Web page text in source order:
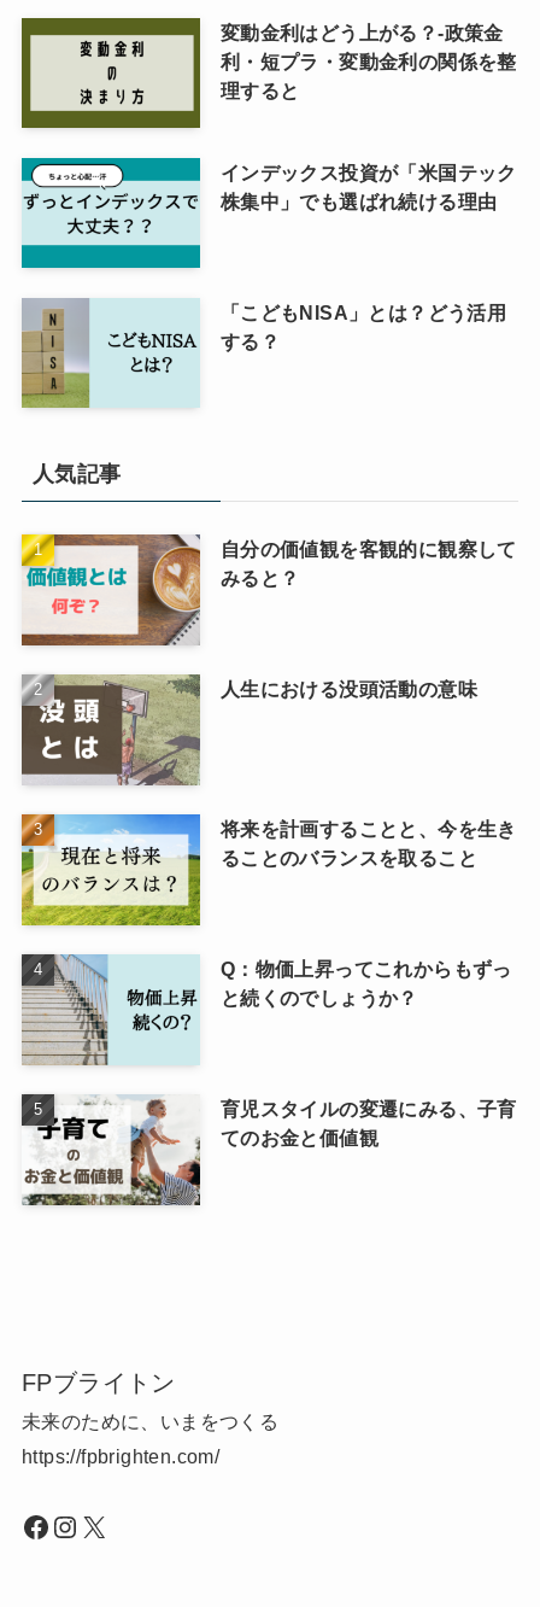
変動金利はどう上がる？-政策金
利・短プラ・変動金利の関係を整
理すると
インデックス投資が「米国テック
株集中」でも選ばれ続ける理由
「こどもNISA」とは？どう活用
する？
人気記事
自分の価値観を客観的に観察して
みると？
人生における没頭活動の意味
将来を計画することと、今を生き
ることのバランスを取ること
Q：物価上昇ってこれからもずっ
と続くのでしょうか？
育児スタイルの変遷にみる、子育
てのお金と価値観
FPブライトン
未来のために、いまをつくる
https://fpbrighten.com/
Facebook
Instagram
X